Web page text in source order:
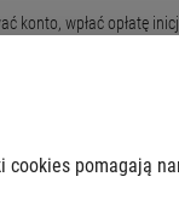
konto, wpłać opłatę
Kliknij "Wypożycz
pomagają